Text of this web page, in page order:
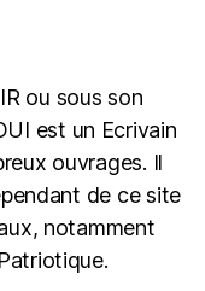
ou sous son
est un Ecrivain
ouvrages. Il
de ce site
notamment